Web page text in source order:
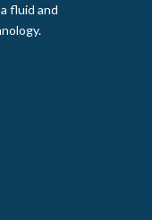
fluid and